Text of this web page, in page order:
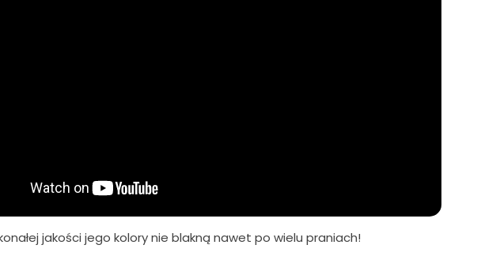
jakości jego kolory nie blakną nawet po wielu praniach!